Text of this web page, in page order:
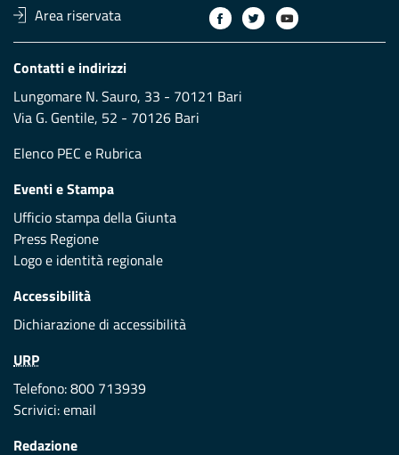
Area riservata
Contatti e indirizzi
Lungomare N. Sauro, 33 - 70121 Bari
Via G. Gentile, 52 - 70126 Bari
Elenco PEC e Rubrica
Eventi e Stampa
Ufficio stampa della Giunta
Press Regione
Logo e identità regionale
Accessibilità
Dichiarazione di accessibilità
URP
Telefono: 800 713939
Scrivici:email
Redazione